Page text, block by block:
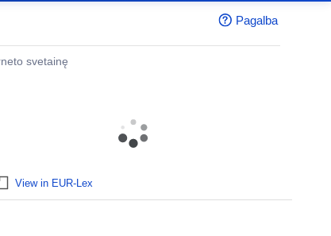
Pagalba
svetainę
View in EUR-Lex